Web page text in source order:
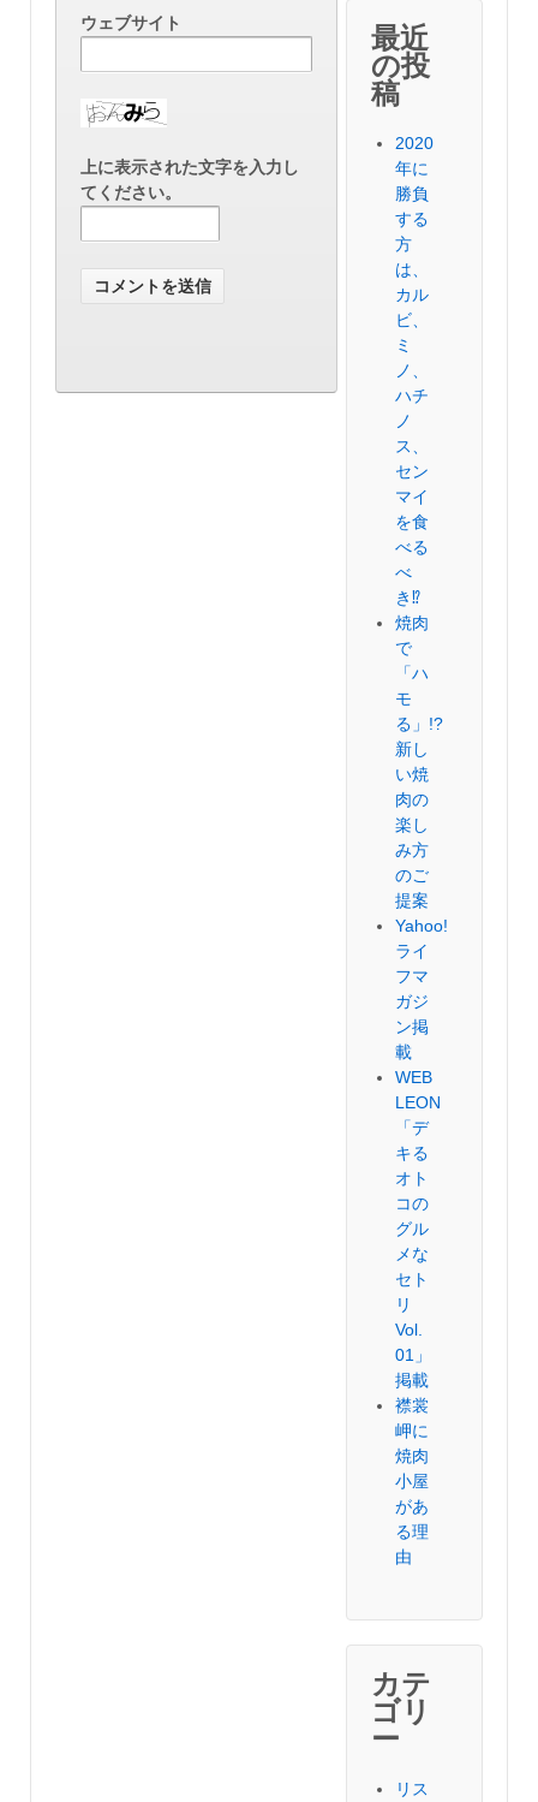
ウェブサイト
上に表示された文字を入力し
てください。
最近
の投
稿
2020
年に
勝負
する
方
は、
カル
ビ、
ミ
ノ、
ハチ
ノ
ス、
セン
マイ
を食
べる
べ
き⁉︎
焼肉
で
「ハ
モ
る」!?
新し
い焼
肉の
楽し
み方
のご
提案
Yahoo!
ライ
フマ
ガジ
ン掲
載
WEB
LEON
「デ
キる
オト
コの
グル
メな
セト
リ
Vol.
01」
掲載
襟裳
岬に
焼肉
小屋
があ
る理
由
カテ
ゴリ
ー
リス